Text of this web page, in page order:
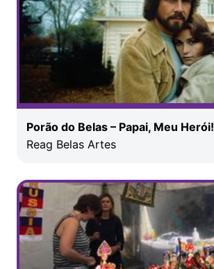
Porão do Belas – Papai, Meu Herói!
Reag Belas Artes